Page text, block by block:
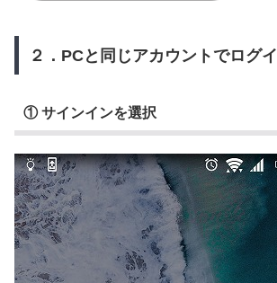
２．PCと同じアカウントでログ
① サインインを選択